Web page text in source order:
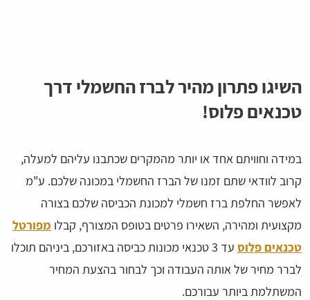
השיגו פתרון מהיר לברז החשמלי דרך
טכנאים פלוס!
במידה וחוויתם אחד או יותר מהמקרים שכתבנו עליהם למעלה,
קרוב לוודאי שתם זמנו של הברז החשמלי במכונה שלכם. ע"מ
לאפשר החלפת ברז חשמלי למכונת הכביסה שלכם בצורה
מקצועית ומהירה, השאירו פרטים בטופס המצורף, קבלו מפורטל
טכנאים פלוס
עד 3 טכנאי מכונות כביסה באזורכם, ביניהם תוכלו
לברר מחיר של אותה העבודה וכך לבחור בהצעת המחיר
המשתלמת ביותר עבורכם.